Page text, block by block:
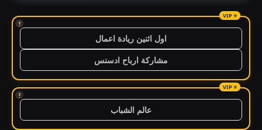
!
اول اثنين ريادة اعمال
مشاركة ارباح ادسنس
!
عالم الشباب